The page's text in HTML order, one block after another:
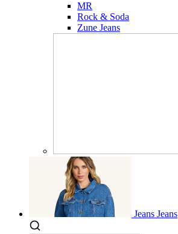
MR
Rock & Soda
Zune Jeans
Jeans Jeans